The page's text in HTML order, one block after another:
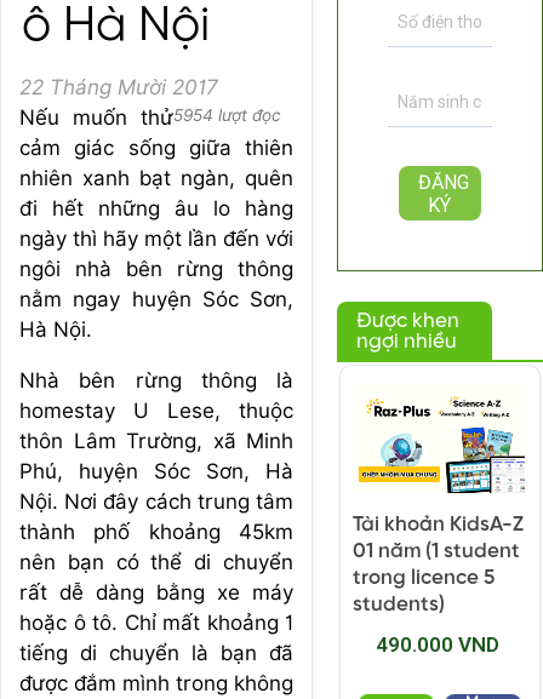
ô Hà Nội
22 Tháng Mười 2017
5954 lượt đọc
Nếu muốn thử
cảm giác sống giữa thiên
nhiên xanh bạt ngàn, quên
đi hết những âu lo hàng
ngày thì hãy một lần đến với
ngôi nhà bên rừng thông
nằm ngay huyện Sóc Sơn,
Hà Nội.
Nhà bên rừng thông là
homestay U Lese, thuộc
thôn Lâm Trường, xã Minh
Phú, huyện Sóc Sơn, Hà
Nội. Nơi đây cách trung tâm
thành phố khoảng 45km
nên bạn có thể di chuyển
rất dễ dàng bằng xe máy
hoặc ô tô. Chỉ mất khoảng 1
tiếng di chuyển là bạn đã
được đắm mình trong không
Được khen
ngợi nhiều
Tài khoản KidsA-Z
01 năm (1 student
trong licence 5
students)
490.000 VND